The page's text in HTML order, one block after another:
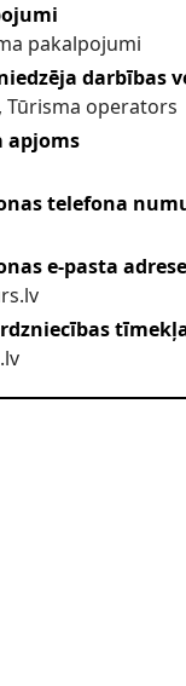
pakalpojumi
darbības
Tūrisma operators
apjoms
telefona
e-pasta adrese